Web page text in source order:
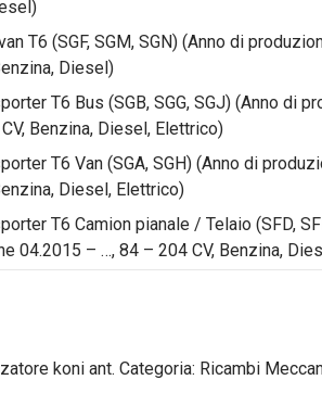
T6 (SGF, SGM, SGN) (Anno di
Diesel)
T6 Bus (SGB, SGG, SGJ) (Anno di
Benzina, Diesel, Elettrico)
T6 Van (SGA, SGH) (Anno di
Diesel, Elettrico)
T6 Camion pianale / Telaio (SFD,
04.2015 – …, 84 – 204 CV, Benzina,
koni ant. Categoria: Ricambi